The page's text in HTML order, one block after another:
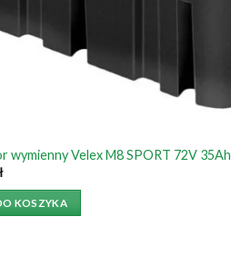
wymienny Velex M8 SPORT 72V 35Ah
KOSZYKA